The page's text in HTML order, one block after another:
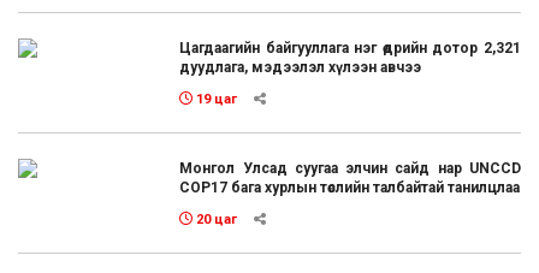
Цагдаагийн байгууллага нэг өдрийн дотор 2,321
дуудлага, мэдээлэл хүлээн авчээ
19 цаг
Монгол Улсад суугаа элчин сайд нар UNCCD
COP17 бага хурлын төслийн талбайтай танилцлаа
20 цаг